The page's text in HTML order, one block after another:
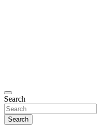
Search
Search